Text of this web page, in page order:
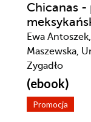
Chicanas
Ewa
Maszewska,
Zygadło
(ebook)
Promocja